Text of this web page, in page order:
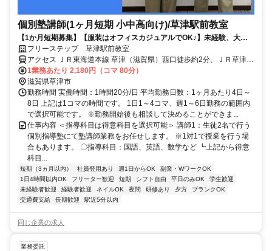
個別塾講師(1ヶ月短期 小中高向け)/草津駅前教室
【1か月短期募集】【服装はオフィスカジュアルでOK♪】未経験、大学
生活躍！得意科目からスタート！週1、1コマ～OK！
フリーステップ 草津駅前教室
アクセス ＪＲ東海道本線 草津（滋賀県）西口徒歩約2分、ＪＲ草津線
草津（滋賀県）西口徒歩約2分、ＪＲ東海道本線 栗東西口徒歩約33分
JR西日本草津線「草津駅」より徒歩3分
1業務あたり 2,180円（コマ 80分）
滋賀県草津市
勤務時間 実働時間：1時間20分/日 平均勤務日数：1ヶ月あたり4日～
8日 上記は1コマの時間です。 1日1～4コマ、週1～6日勤務の範囲内
で選択可能です。 ※勤務開始後も相談して決めることができま...
仕事内容 ＜指導科目は得意科目を選択可能＞ 講師1：生徒2名で行う
個別指導塾にて塾講師業務をお任せします。 ※1対1で授業を行う場
合もあります。 〇指導科目：国語、英語、数学など ┗上記から得意
科目...
短期（3ヵ月以内） 社員登用あり 週1日からOK
副業・WワークOK
1日4時間以内OK
フリーター歓迎 短期 シフト自由 平日のみOK
学生歓迎
未経験者歓迎
経験者歓迎 ネイルOK 夜間 研修あり 夕方
ブランクOK
交通費支給
長期歓迎 駅近5分以内
同じ企業の求人
業務委託